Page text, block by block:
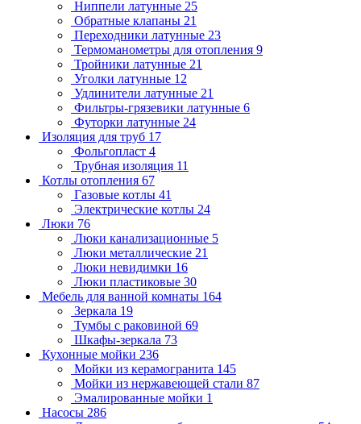
Ниппели латунные 25
Обратные клапаны 21
Переходники латунные 23
Термоманометры для отопления 9
Тройники латунные 21
Уголки латунные 12
Удлинители латунные 21
Фильтры-грязевики латунные 6
Футорки латунные 24
Изоляция для труб 17
Фольгопласт 4
Трубная изоляция 11
Котлы отопления 67
Газовые котлы 41
Электрические котлы 24
Люки 76
Люки канализационные 5
Люки металлические 21
Люки невидимки 16
Люки пластиковые 30
Мебель для ванной комнаты 164
Зеркала 19
Тумбы с раковиной 69
Шкафы-зеркала 73
Кухонные мойки 236
Мойки из керамогранита 145
Мойки из нержавеющей стали 87
Эмалированные мойки 1
Насосы 286